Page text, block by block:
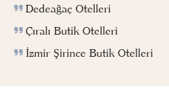
Dedeağaç Otelleri
Çıralı Butik Otelleri
İzmir Şirince Butik Otelleri